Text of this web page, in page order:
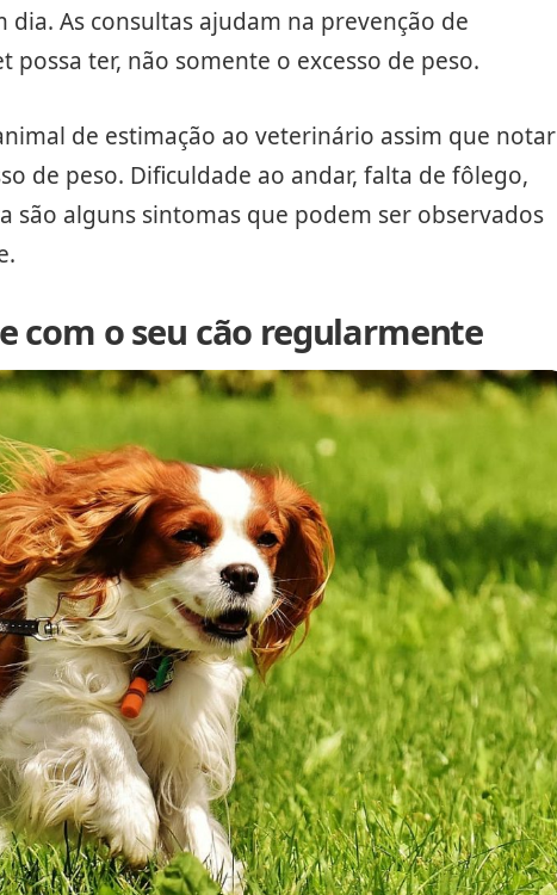
As consultas ajudam na prevenção de
ter, não somente o excesso de peso.
de estimação ao veterinário assim que notar
de peso. Dificuldade ao andar, falta de fôlego,
são alguns sintomas que podem ser observados
com o seu cão regularmente